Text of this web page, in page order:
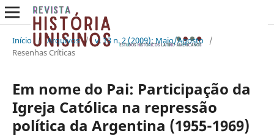
Início / Arquivos / v. 13 n. 2 (2009): Maio/Agosto /
Resenhas Críticas
Em nome do Pai: Participação da
Igreja Católica na repressão
política da Argentina (1955-1969)